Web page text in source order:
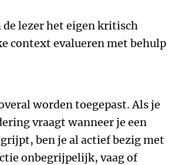
de lezer het eigen kritisch
context evalueren met behulp
worden toegepast. Als je
vraagt wanneer je een
ben je al actief bezig met
onbegrijpelijk, vaag of